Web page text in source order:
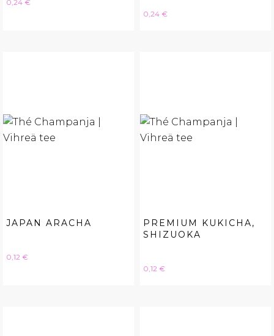
0,24 €
Hinta
0,24 €
JAPAN ARACHA
Hinta
0,12 €
PREMIUM KUKICHA,
SHIZUOKA
Hinta
0,12 €